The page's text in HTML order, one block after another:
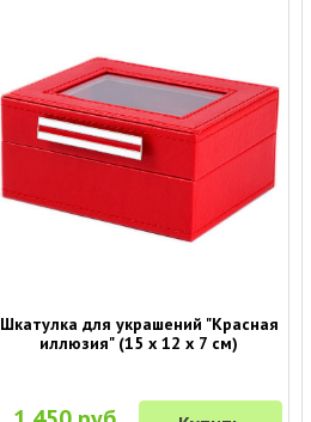
Шкатулка для украшений "Красная
иллюзия" (15 х 12 х 7 см)